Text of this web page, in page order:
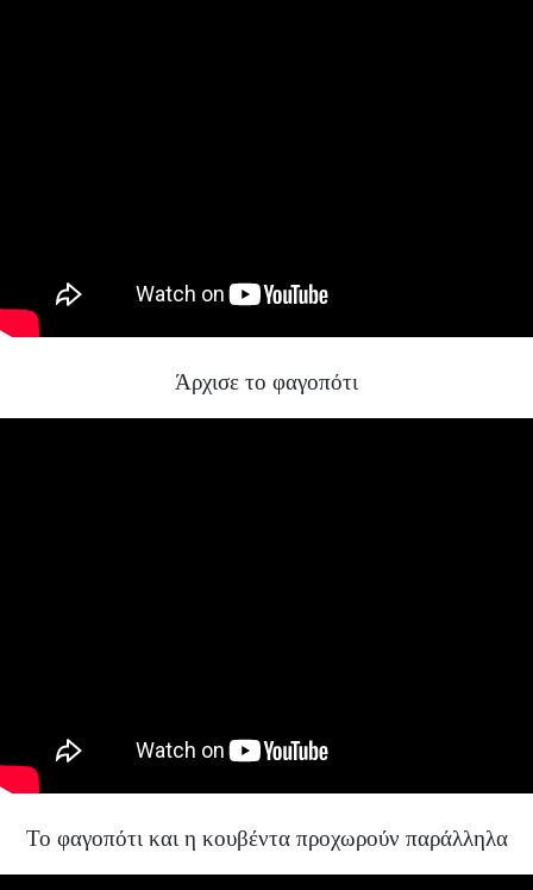
Άρχισε το φαγοπότι
Το φαγοπότι και η κουβέντα προχωρούν παράλληλα